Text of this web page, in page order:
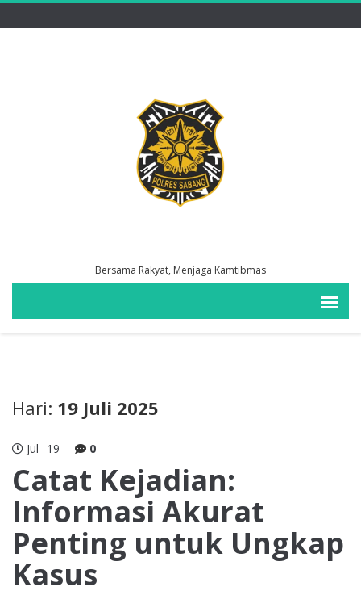
Bersama Rakyat, Menjaga Kamtibmas
Hari: 19 Juli 2025
Jul 19 0
Catat Kejadian:
Informasi Akurat
Penting untuk Ungkap
Kasus